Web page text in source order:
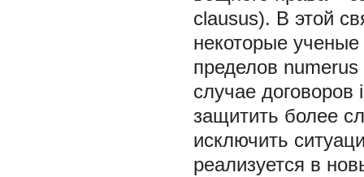
clausus). В этой
некоторые
пределов
случае
защитить более
исключить
реализуется в